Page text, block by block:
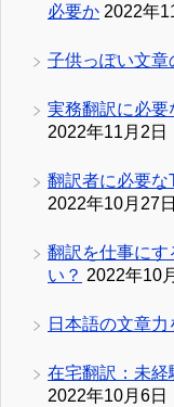
必要か 2022年
子供っぽい文章
実務翻訳に必
2022年11月2日
翻訳者に必要な
2022年10月27日
翻訳を仕事にす
い？ 2022年10
日本語の文章
在宅翻訳：未経
2022年10月6日